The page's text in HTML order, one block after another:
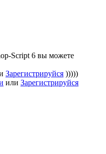
Script 6 вы можете
Зарегистрируйся )))))
или Зарегистрируйся